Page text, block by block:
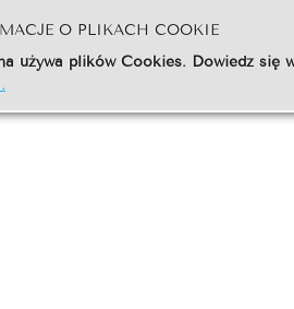
Go
O PLIKACH COOKIE
używa plików Cookies. Dowiedz